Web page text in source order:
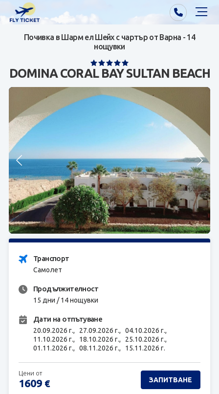
Почивки от Варна
Почивки от София/Пловдив/Бургас
Самолетни билети
Визи
Контакти
За нас
ЗАПИТВАНЕ
Почивка в Шарм ел Шейх с чартър от Варна - 14
нощувки
DOMINA CORAL BAY SULTAN BEACH
Транспорт
Самолет
Продължителност
15 дни / 14 нощувки
Дати на отпътуване
20.09.2026 г., 27.09.2026 г., 04.10.2026 г.,
11.10.2026 г., 18.10.2026 г., 25.10.2026 г.,
01.11.2026 г., 08.11.2026 г., 15.11.2026 г.
Цени от
1609 € ЗАПИТВАНЕ